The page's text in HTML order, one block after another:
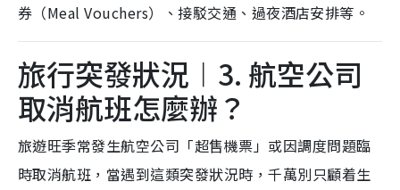
券（Meal Vouchers）、接駁交通、過夜酒店安排等。
旅行突發狀況︱3. 航空公司
取消航班怎麼辦？
旅遊旺季常發生航空公司「超售機票」或因調度問題臨
時取消航班，當遇到這類突發狀況時，千萬別只顧着生